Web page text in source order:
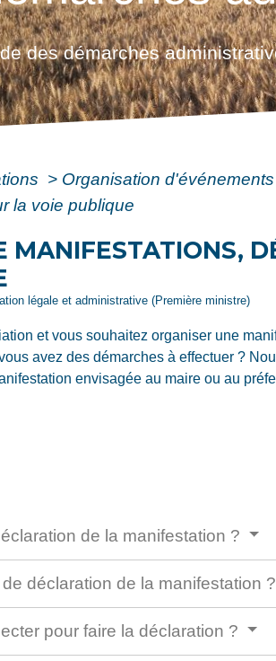
des démarches
> Organisation
la voie publique
MANIFESTATIONS,
légale et administrative (Première ministre)
et vous souhaitez organiser une
avez des démarches à effectuer ?
envisagée au maire ou au
de la manifestation ?
déclaration de la manifestation ?
pour faire la déclaration ?